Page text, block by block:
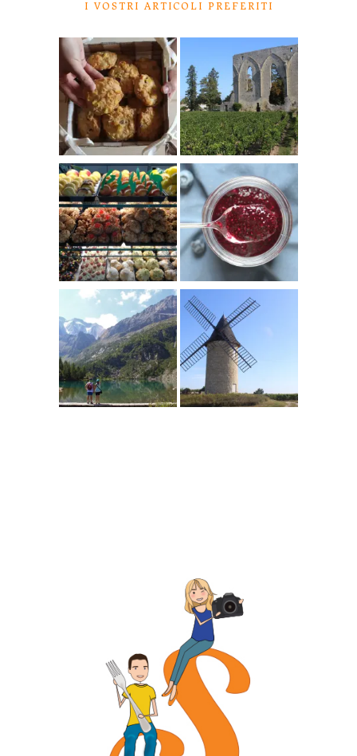
I VOSTRI ARTICOLI PREFERITI